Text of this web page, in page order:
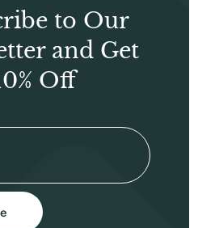
to Our
and Get
Off